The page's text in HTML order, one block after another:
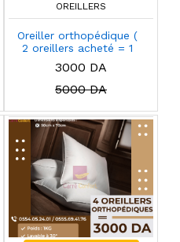
OREILLERS
Oreiller orthopédique (
2 oreillers acheté = 1
3000 DA
5000 DA